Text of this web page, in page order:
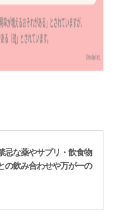
忌な薬やサプリ・飲食物
の飲み合わせや万が一の